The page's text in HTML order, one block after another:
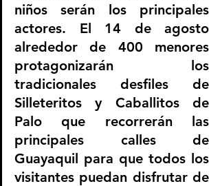
niños serán los principales
actores. El 14 de agosto
alrededor de 400 menores
protagonizarán los
tradicionales desfiles de
Silleteritos y Caballitos de
Palo que recorrerán las
principales calles de
Guayaquil para que todos los
visitantes puedan disfrutar de